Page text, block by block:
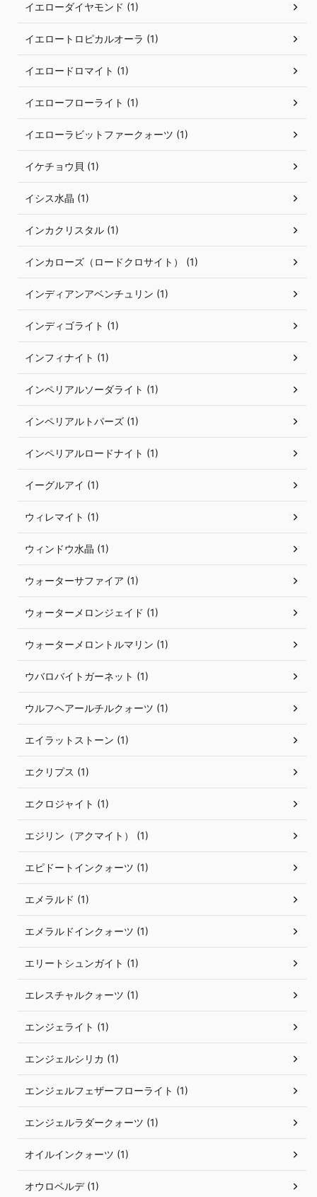
イエローダイヤモンド (1)
イエロートロピカルオーラ (1)
イエロードロマイト (1)
イエローフローライト (1)
イエローラビットファークォーツ (1)
イケチョウ貝 (1)
イシス水晶 (1)
インカクリスタル (1)
インカローズ（ロードクロサイト） (1)
インディアンアベンチュリン (1)
インディゴライト (1)
インフィナイト (1)
インペリアルソーダライト (1)
インペリアルトパーズ (1)
インペリアルロードナイト (1)
イーグルアイ (1)
ウィレマイト (1)
ウィンドウ水晶 (1)
ウォーターサファイア (1)
ウォーターメロンジェイド (1)
ウォーターメロントルマリン (1)
ウバロバイトガーネット (1)
ウルフヘアールチルクォーツ (1)
エイラットストーン (1)
エクリプス (1)
エクロジャイト (1)
エジリン（アクマイト） (1)
エピドートインクォーツ (1)
エメラルド (1)
エメラルドインクォーツ (1)
エリートシュンガイト (1)
エレスチャルクォーツ (1)
エンジェライト (1)
エンジェルシリカ (1)
エンジェルフェザーフローライト (1)
エンジェルラダークォーツ (1)
オイルインクォーツ (1)
オウロベルデ (1)